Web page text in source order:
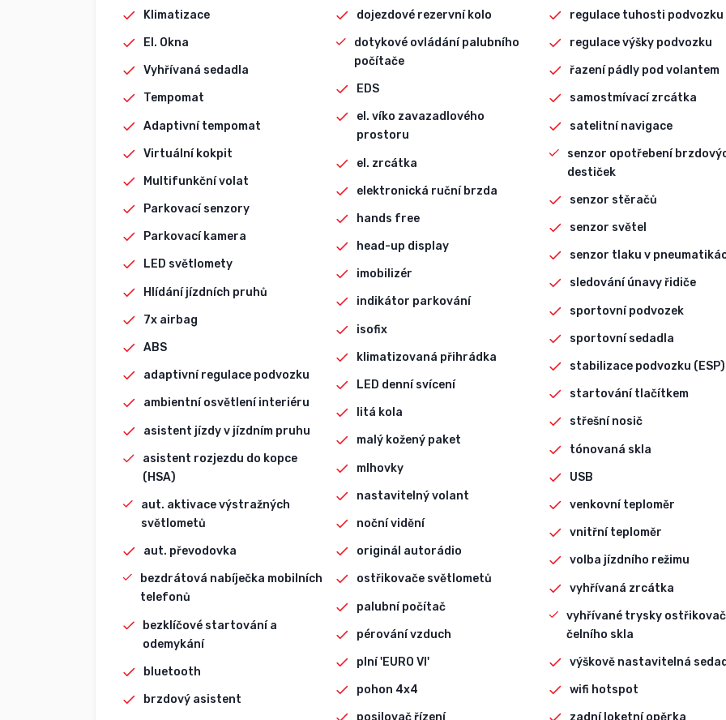
Klimatizace
El. Okna
Vyhřívaná sedadla
Tempomat
Adaptivní tempomat
Virtuální kokpit
Multifunkční volat
Parkovací senzory
Parkovací kamera
LED světlomety
Hlídání jízdních pruhů
7x airbag
ABS
adaptivní regulace podvozku
ambientní osvětlení interiéru
asistent jízdy v jízdním pruhu
asistent rozjezdu do kopce
(HSA)
aut. aktivace výstražných
světlometů
aut. převodovka
bezdrátová nabíječka mobilních
telefonů
bezklíčové startování a
odemykání
bluetooth
brzdový asistent
dojezdové rezervní kolo
dotykové ovládání palubního
počítače
EDS
el. víko zavazadlového
prostoru
el. zrcátka
elektronická ruční brzda
hands free
head-up display
imobilizér
indikátor parkování
isofix
klimatizovaná přihrádka
LED denní svícení
litá kola
malý kožený paket
mlhovky
nastavitelný volant
noční vidění
originál autorádio
ostřikovače světlometů
palubní počítač
pérování vzduch
plní 'EURO VI'
pohon 4x4
regulace tuhosti podvozku
regulace výšky podvozku
řazení pádly pod volantem
samostmívací zrcátka
satelitní navigace
senzor opotřebení
destiček
senzor stěračů
senzor světel
senzor tlaku v
sledování únavy řidiče
sportovní podvozek
sportovní sedadla
stabilizace podvozku (ESP)
startování tlačítkem
střešní nosič
tónovaná skla
USB
venkovní teploměr
vnitřní teploměr
volba jízdního režimu
vyhřívaná zrcátka
vyhřívané trysky
čelního skla
výškově nastavitelná
wifi hotspot